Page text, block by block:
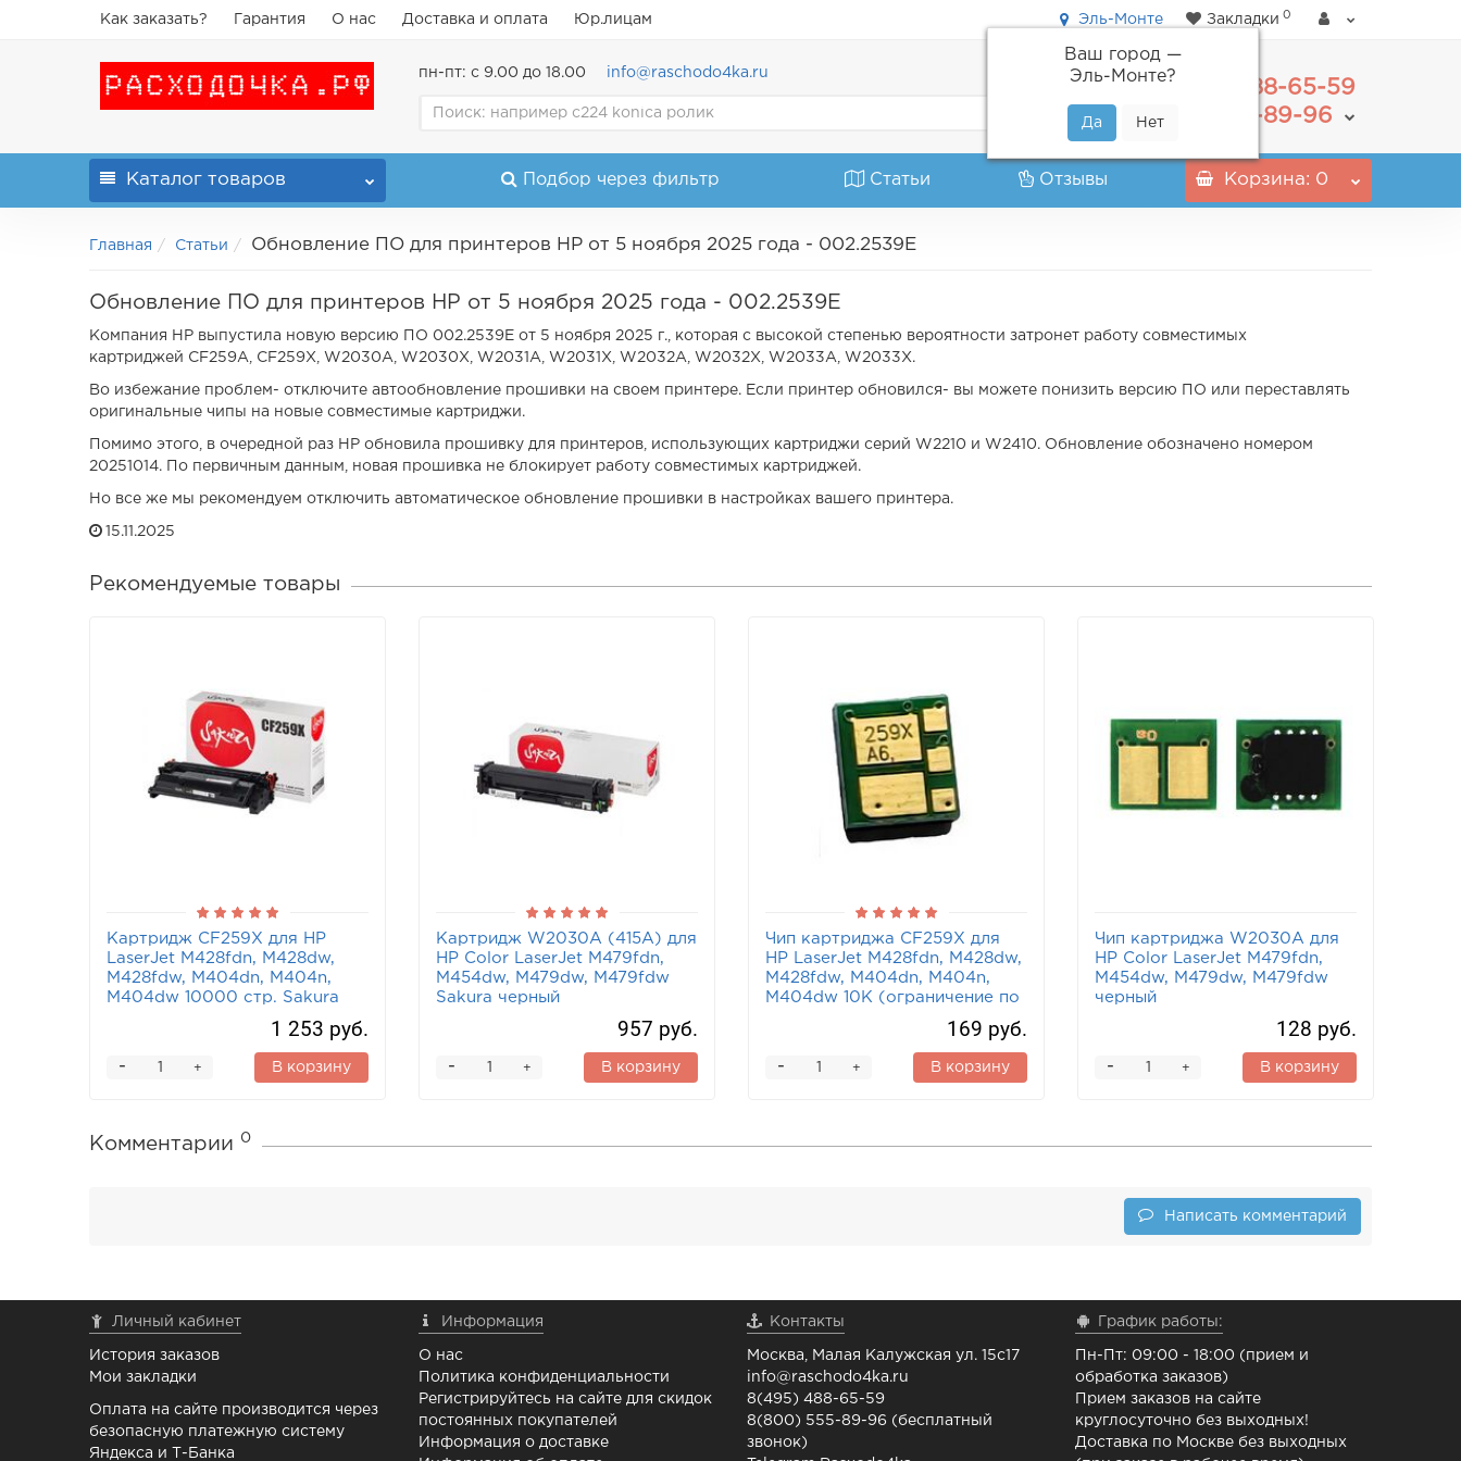
Как заказать? Гарантия О нас Доставка и оплата Юр.лицам Эль-Монте
Ваш город —
Эль-Монте?
Закладки 0
пн-пт: с 9.00 до 18.00 info@raschodo4ka.ru
488-65-59
+7(800) 555-89-96
Каталог товаров Подбор через фильтр Статьи Отзывы Корзина: 0
Главная Статьи Обновление ПО для принтеров HP от 5 ноября 2025 года - 002.2539E
Обновление ПО для принтеров HP от 5 ноября 2025 года - 002.2539E
Компания HP выпустила новую версию ПО 002.2539E от 5 ноября 2025 г., которая с высокой степенью вероятности затронет работу совместимых
картриджей CF259A, CF259X, W2030A, W2030X, W2031A, W2031X, W2032A, W2032X, W2033A, W2033X.
Во избежание проблем- отключите автообновление прошивки на своем принтере. Если принтер обновился- вы можете понизить версию ПО или переставлять
оригинальные чипы на новые совместимые картриджи.
Помимо этого, в очередной раз HP обновила прошивку для принтеров, использующих картриджи серий W2210 и W2410. Обновление обозначено номером
20251014. По первичным данным, новая прошивка не блокирует работу совместимых картриджей.
Но все же мы рекомендуем отключить автоматическое обновление прошивки в настройках вашего принтера.
15.11.2025
Рекомендуемые товары
Картридж CF259X для HP
LaserJet M428fdn, M428dw,
M428fdw, M404dn, M404n,
M404dw 10000 стр. Sakura
1 253 руб.
+
- В корзину
Картридж W2030A (415A) для
HP Color LaserJet M479fdn,
M454dw, M479dw, M479fdw
Sakura черный
957 руб.
+
- В корзину
Чип картриджа CF259X для
HP LaserJet M428fdn, M428dw,
M428fdw, M404dn, M404n,
M404dw 10K (ограничение по
169 руб.
+
- В корзину
Чип картриджа W2030A для
HP Color LaserJet M479fdn,
M454dw, M479dw, M479fdw
черный
128 руб.
+
- В корзину
Комментарии 0
Написать комментарий
Личный кабинет
История заказов
Мои закладки
Оплата на сайте производится через
безопасную платежную систему
Яндекса и Т-Банка
Информация
О нас
Политика конфиденциальности
Регистрируйтесь на сайте для скидок
постоянных покупателей
Информация о доставке
Контакты
Москва, Малая Калужская ул. 15с17
info@raschodo4ka.ru
8(495) 488-65-59
8(800) 555-89-96 (бесплатный
звонок)
График работы:
Пн-Пт: 09:00 - 18:00 (прием и
обработка заказов)
Прием заказов на сайте
круглосуточно без выходных!
Доставка по Москве без выходных